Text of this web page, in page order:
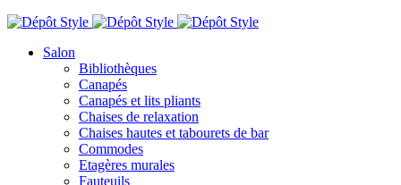
Salon
Bibliothèques
Canapés
Canapés et lits pliants
Chaises de relaxation
Chaises hautes et tabourets de bar
Commodes
Etagères murales
Fauteuils